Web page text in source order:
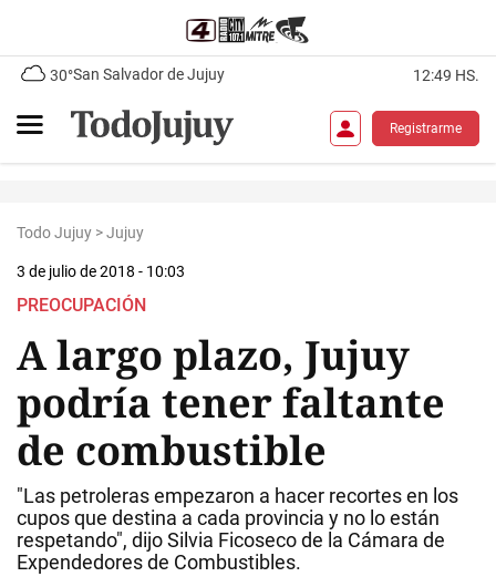
30°San Salvador de Jujuy 12:49 HS.
Registrarme
Todo Jujuy >Jujuy
3 de julio de 2018 - 10:03
PREOCUPACIÓN
A largo plazo, Jujuy
podría tener faltante
de combustible
"Las petroleras empezaron a hacer recortes en los
cupos que destina a cada provincia y no lo están
respetando", dijo Silvia Ficoseco de la Cámara de
Expendedores de Combustibles.